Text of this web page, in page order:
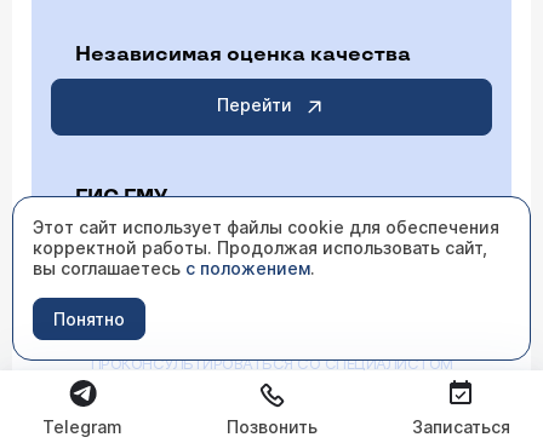
Независимая оценка качества
Перейти
ГИС ГМУ
Перейти
ИМЕЮТСЯ ПРОТИВОПОКАЗАНИЯ НЕОБХОДИМО
ПРОКОНСУЛЬТИРОВАТЬСЯ СО СПЕЦИАЛИСТОМ
Этот сайт использует файлы cookie для обеспечения
корректной работы. Продолжая использовать сайт,
вы соглашаетесь с положением.
Понятно
Telegram Позвонить Записаться